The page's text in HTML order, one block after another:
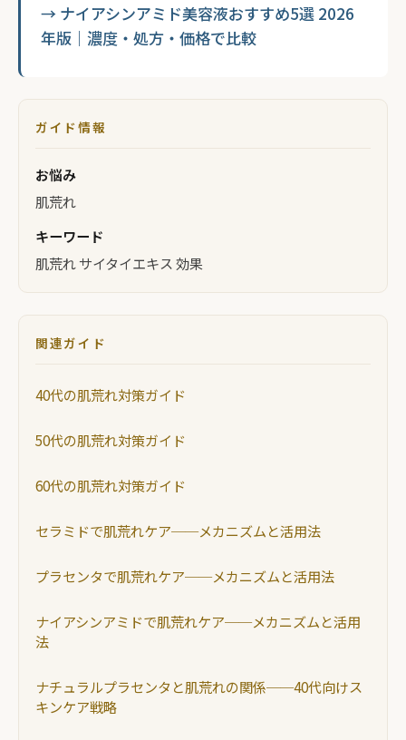
→ ナイアシンアミド美容液おすすめ5選 2026
年版｜濃度・処方・価格で比較
ガイド情報
お悩み
肌荒れ
キーワード
肌荒れ サイタイエキス 効果
関連ガイド
40代の肌荒れ対策ガイド
50代の肌荒れ対策ガイド
60代の肌荒れ対策ガイド
セラミドで肌荒れケア──メカニズムと活用法
プラセンタで肌荒れケア──メカニズムと活用法
ナイアシンアミドで肌荒れケア──メカニズムと活用
法
ナチュラルプラセンタと肌荒れの関係──40代向けス
キンケア戦略